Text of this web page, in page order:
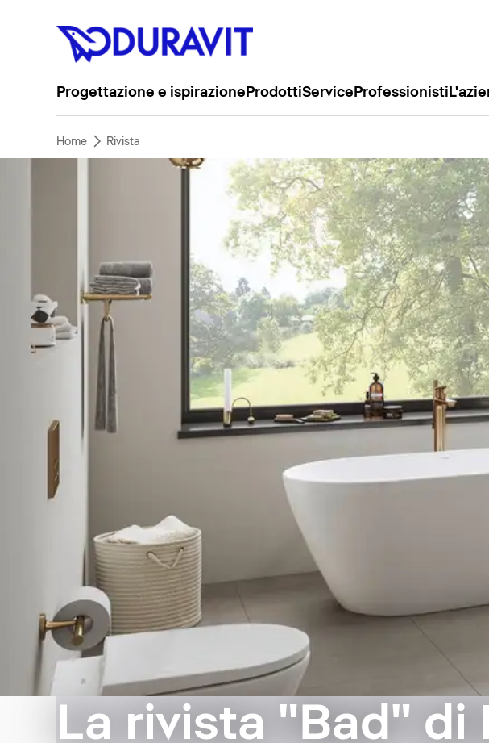
Progettazione e ispirazione ProdottiService Professionisti
Home Rivista
La rivista "Bad" di